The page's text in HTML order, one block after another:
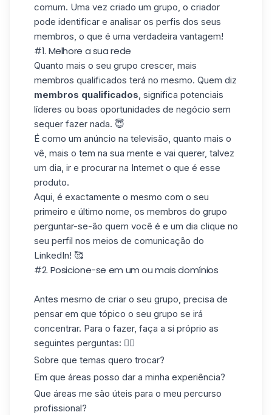
comum. Uma vez criado um grupo, o criador
pode identificar e analisar os perfis dos seus
membros, o que é uma verdadeira vantagem!
#1. Melhore a sua rede
Quanto mais o seu grupo crescer, mais
membros qualificados terá no mesmo. Quem diz
membros qualificados, significa potenciais
líderes ou boas oportunidades de negócio sem
sequer fazer nada. 😇
É como um anúncio na televisão, quanto mais o
vê, mais o tem na sua mente e vai querer, talvez
um dia, ir e procurar na Internet o que é esse
produto.
Aqui, é exactamente o mesmo com o seu
primeiro e último nome, os membros do grupo
perguntar-se-ão quem você é e um dia clique no
seu perfil nos meios de comunicação do
LinkedIn! 🥰
#2. Posicione-se em um ou mais domínios
Antes mesmo de criar o seu grupo, precisa de
pensar em que tópico o seu grupo se irá
concentrar. Para o fazer, faça a si próprio as
seguintes perguntas: 👇🏼
Sobre que temas quero trocar?
Em que áreas posso dar a minha experiência?
Que áreas me são úteis para o meu percurso
profissional?